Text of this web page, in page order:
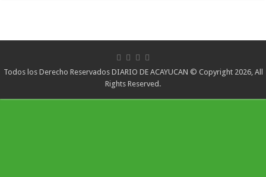
Todos los Derecho Reservados DIARIO DE ACAYUCAN © Copyright 2026, All
Rights Reserved.